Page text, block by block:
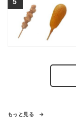
もっと見る